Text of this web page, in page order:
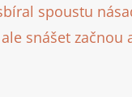
spoustu
snášet začnou